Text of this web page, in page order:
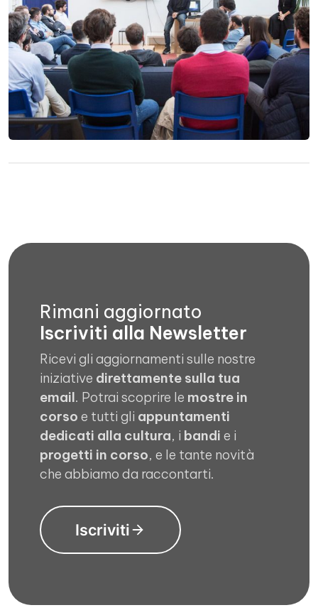
Rimani aggiornato
Iscriviti alla Newsletter
Ricevi gli aggiornamenti sulle nostre
iniziative direttamente sulla tua
email. Potrai scoprire le mostre in
corso e tutti gli appuntamenti
dedicati alla cultura, i bandi e i
progetti in corso, e le tante novità
che abbiamo da raccontarti.
Iscriviti